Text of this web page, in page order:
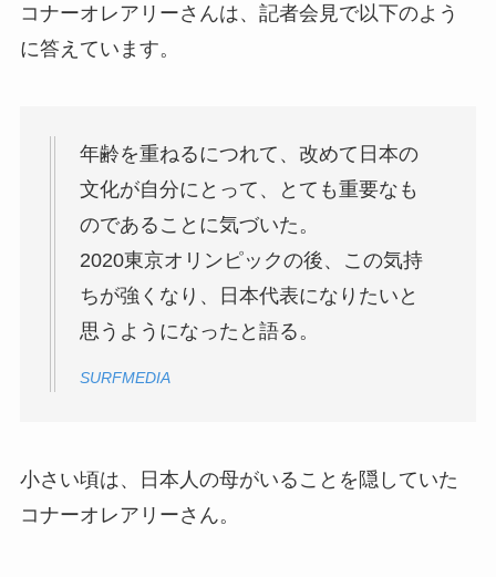
コナーオレアリーさんは、記者会見で以下のよう
に答えています。
年齢を重ねるにつれて、改めて日本の
文化が自分にとって、とても重要なも
のであることに気づいた。
2020東京オリンピックの後、この気持
ちが強くなり、日本代表になりたいと
思うようになったと語る。
SURFMEDIA
小さい頃は、日本人の母がいることを隠していた
コナーオレアリーさん。